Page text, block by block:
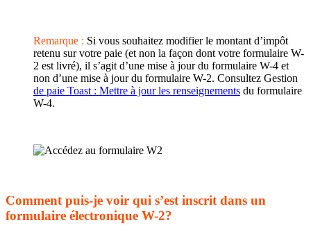
Remarque : Si vous souhaitez modifier le montant d’impôt
retenu sur votre paie (et non la façon dont votre formulaire W-
2 est livré), il s’agit d’une mise à jour du formulaire W-4 et
non d’une mise à jour du formulaire W-2. Consultez Gestion
de paie Toast : Mettre à jour les renseignements du formulaire
W-4.
Comment puis-je voir qui s’est inscrit dans un
formulaire électronique W-2?